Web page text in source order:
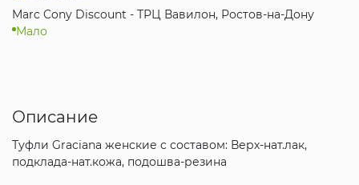
Marc Cony Discount - ТРЦ Вавилон, Ростов-на-Дону
Мало
Описание
Туфли Graciana женские с составом: Верх-нат.лак,
подклада-нат.кожа, подошва-резина